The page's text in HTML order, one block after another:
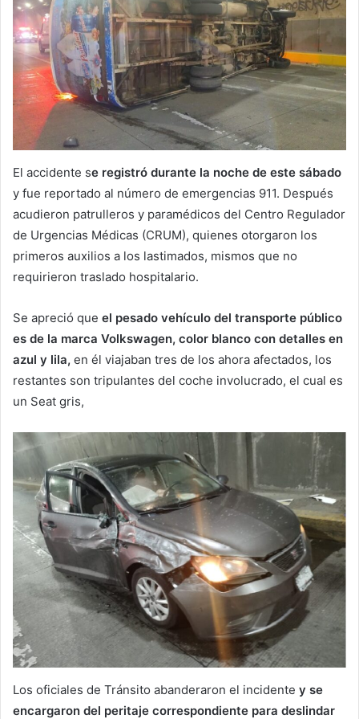
El accidente se registró durante la noche de este sábado
y fue reportado al número de emergencias 911. Después
acudieron patrulleros y paramédicos del Centro Regulador
de Urgencias Médicas (CRUM), quienes otorgaron los
primeros auxilios a los lastimados, mismos que no
requirieron traslado hospitalario.
Se apreció que el pesado vehículo del transporte público
es de la marca Volkswagen, color blanco con detalles en
azul y lila, en él viajaban tres de los ahora afectados, los
restantes son tripulantes del coche involucrado, el cual es
un Seat gris,
Los oficiales de Tránsito abanderaron el incidente y se
encargaron del peritaje correspondiente para deslindar